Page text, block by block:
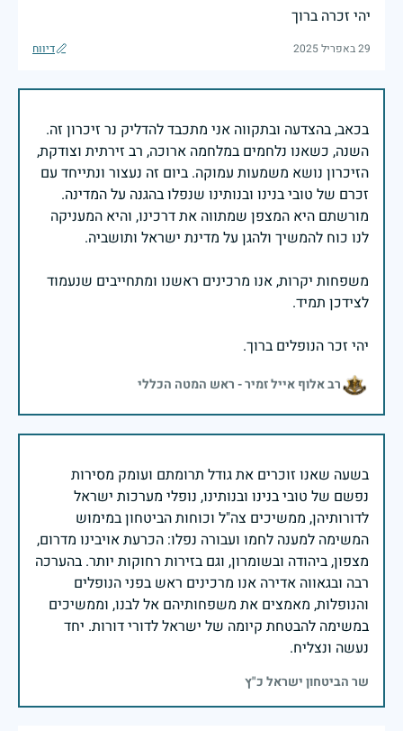
יהי זכרה ברוך
29 באפריל 2025 דיווח
בכאב, בהצדעה ובתקווה אני מתכבד להדליק נר זיכרון זה.
השנה, כשאנו נלחמים במלחמה ארוכה, רב זירתית וצודקת,
הזיכרון נושא משמעות עמוקה. ביום זה נעצור ונתייחד עם
זכרם של טובי בנינו ובנותינו שנפלו בהגנה על המדינה.
מורשתם היא המצפן שמתווה את דרכינו, והיא המעניקה
משפחות יקרות, אנו מרכינים ראשנו ומתחייבים שנעמוד
יהי זכר הנופלים ברוך.
רב אלוף אייל זמיר - ראש המטה הכללי
בשעה שאנו זוכרים את גודל תרומתם ועומק מסירות
נפשם של טובי בנינו ובנותינו, נופלי מערכות ישראל
לדורותיהן, ממשיכים צה"ל וכוחות הביטחון במימוש
המשימה למענה לחמו ועבורה נפלו: הכרעת אויבינו מדרום,
מצפון, ביהודה ובשומרון, וגם בזירות רחוקות יותר. בהערכה
רבה ובגאווה אדירה אנו מרכינים ראש בפני הנופלים
והנופלות, מאמצים את משפחותיהם אל לבנו, וממשיכים
במשימה להבטחת קיומה של ישראל לדורי דורות. יחד
נעשה ונצליח.
שר הביטחון ישראל כ"ץ